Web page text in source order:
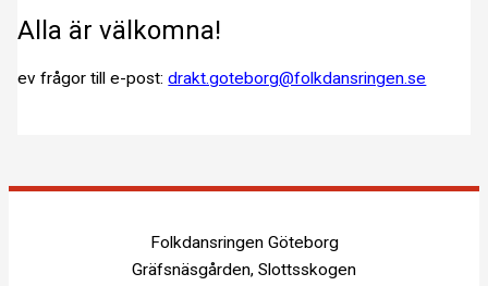
Alla är välkomna!
ev frågor till e-post:drakt.goteborg@folkdansringen.se
Folkdansringen Göteborg
Gräfsnäsgården, Slottsskogen